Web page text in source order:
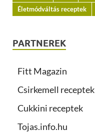
Életmódváltás receptek
PARTNEREK
Fitt Magazin
Csirkemell receptek
Cukkini receptek
Tojas.info.hu